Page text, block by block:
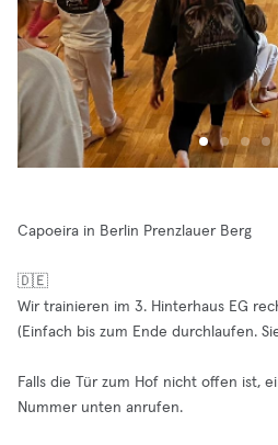
Capoeira in Berlin Prenzlauer Berg
🇩🇪
Wir trainieren im 3. Hinterhaus EG
(Einfach bis zum Ende durchlaufen.
Falls die Tür zum Hof nicht offen ist,
Nummer unten anrufen.